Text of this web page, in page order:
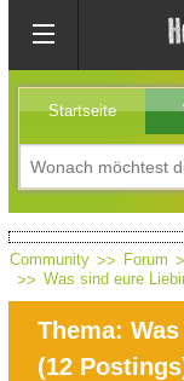
Startseite
Community Forum
Was sind eure
Thema:
(12